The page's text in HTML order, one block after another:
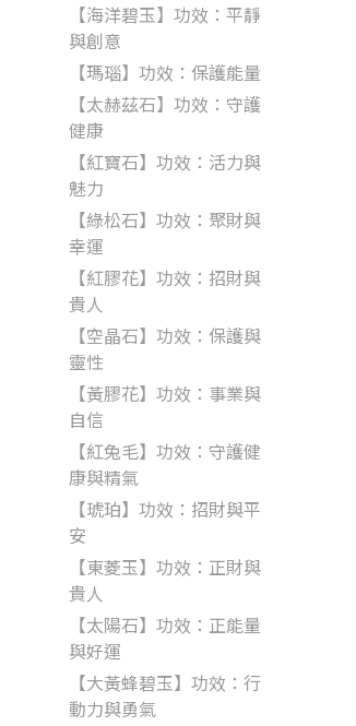
【海洋碧玉】功效：平靜
與創意
【瑪瑙】功效：保護能量
【太赫茲石】功效：守護
健康
【紅寶石】功效：活力與
魅力
【綠松石】功效：聚財與
幸運
【紅膠花】功效：招財與
貴人
【空晶石】功效：保護與
靈性
【黃膠花】功效：事業與
自信
【紅兔毛】功效：守護健
康與精氣
【琥珀】功效：招財與平
安
【東菱玉】功效：正財與
貴人
【太陽石】功效：正能量
與好運
【大黃蜂碧玉】功效：行
動力與勇氣